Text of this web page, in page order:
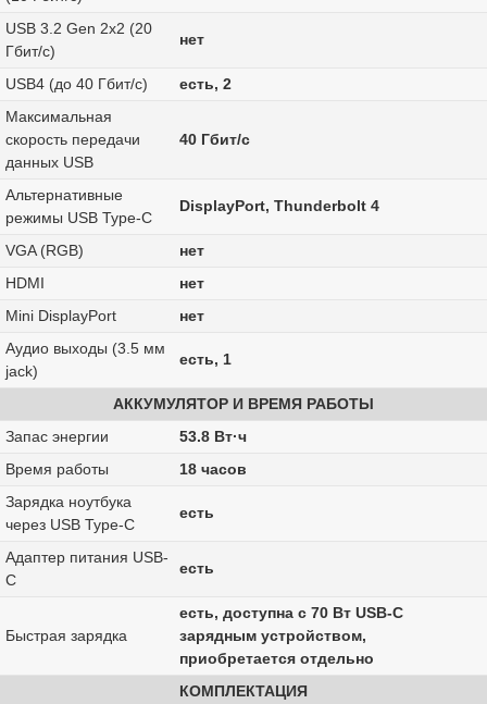
USB 3.2 Gen 2x2 (20
Гбит/с)
нет
USB4 (до 40 Гбит/с)
есть, 2
Максимальная
скорость передачи
данных USB
40 Гбит/с
Альтернативные
режимы USB Type-C
DisplayPort, Thunderbolt 4
VGA (RGB)
нет
HDMI
нет
Mini DisplayPort
нет
Аудио выходы (3.5 мм
jack)
есть, 1
АККУМУЛЯТОР И ВРЕМЯ РАБОТЫ
Запас энергии
53.8 Вт·ч
Время работы
18 часов
Зарядка ноутбука
через USB Type-C
есть
Адаптер питания USB-
C
есть
Быстрая зарядка
есть, доступна с 70 Вт USB-C
зарядным устройством,
приобретается отдельно
КОМПЛЕКТАЦИЯ